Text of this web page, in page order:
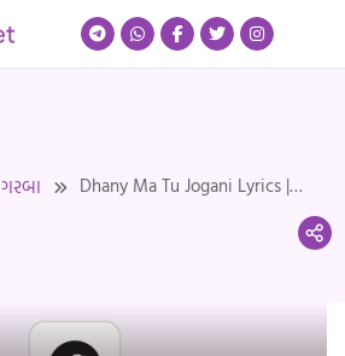
ગરબા
Dhany Ma Tu Jogani Lyrics |
Hemant Chauhan | Rang Lagyo